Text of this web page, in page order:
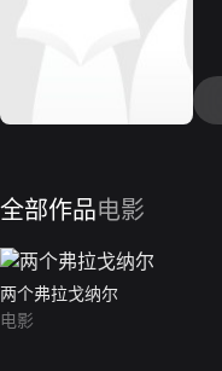
全部作品电影
两个弗拉戈纳尔
电影